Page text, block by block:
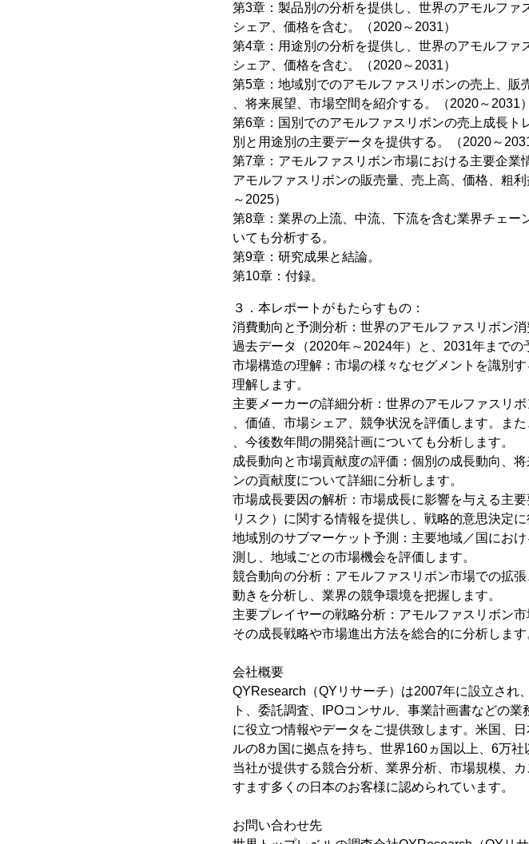
第3章：製品別の分析を提供し、世界のアモルフ
シェア、価格を含む。（2020～2031）
第4章：用途別の分析を提供し、世界のアモルフ
シェア、価格を含む。（2020～2031）
第5章：地域別でのアモルファスリボンの売上、
、将来展望、市場空間を紹介する。（2020～2031）
第6章：国別でのアモルファスリボンの売上成長
別と用途別の主要データを提供する。（2020～2031
第7章：アモルファスリボン市場における主要企業
アモルファスリボンの販売量、売上高、価格、粗
～2025）
第8章：業界の上流、中流、下流を含む業界チェ
いても分析する。
第9章：研究成果と結論。
第10章：付録。
３．本レポートがもたらすもの：
消費動向と予測分析：世界のアモルファスリボン
過去データ（2020年～2024年）と、2031年までの
市場構造の理解：市場の様々なセグメントを識別
理解します。
主要メーカーの詳細分析：世界のアモルファスリ
、価値、市場シェア、競争状況を評価します。ま
、今後数年間の開発計画についても分析します。
成長動向と市場貢献度の評価：個別の成長動向、
ンの貢献度について詳細に分析します。
市場成長要因の解析：市場成長に影響を与える主
リスク）に関する情報を提供し、戦略的意思決定に
地域別のサブマーケット予測：主要地域／国にお
測し、地域ごとの市場機会を評価します。
競合動向の分析：アモルファスリボン市場での拡
動きを分析し、業界の競争環境を把握します。
主要プレイヤーの戦略分析：アモルファスリボン
その成長戦略や市場進出方法を総合的に分析します
会社概要
QYResearch（QYリサーチ）は2007年に設立され
ト、委託調査、IPOコンサル、事業計画書などの
に役立つ情報やデータをご提供致します。米国、
ルの8カ国に拠点を持ち、世界160ヵ国以上、6万
当社が提供する競合分析、業界分析、市場規模、
すます多くの日本のお客様に認められています。
お問い合わせ先